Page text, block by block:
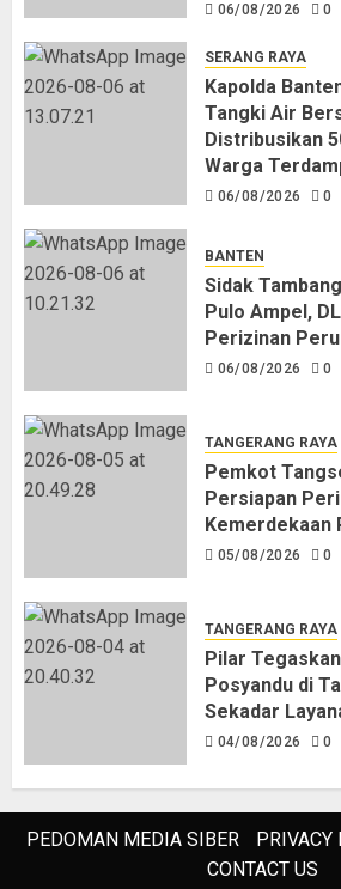
06/08/2026 0
SERANG RAYA
Kapolda
Tangki Air
Distribusikan
Warga
06/08/2026 0
BANTEN
Sidak
Pulo Ampel,
Perizinan
06/08/2026 0
TANGERANG RAYA
Pemkot
Persiapan
Kemerdekaan
05/08/2026 0
TANGERANG RAYA
Pilar
Posyandu di
Sekadar
04/08/2026 0
PEDOMAN MEDIA SIBER PRIVACY
CONTACT US